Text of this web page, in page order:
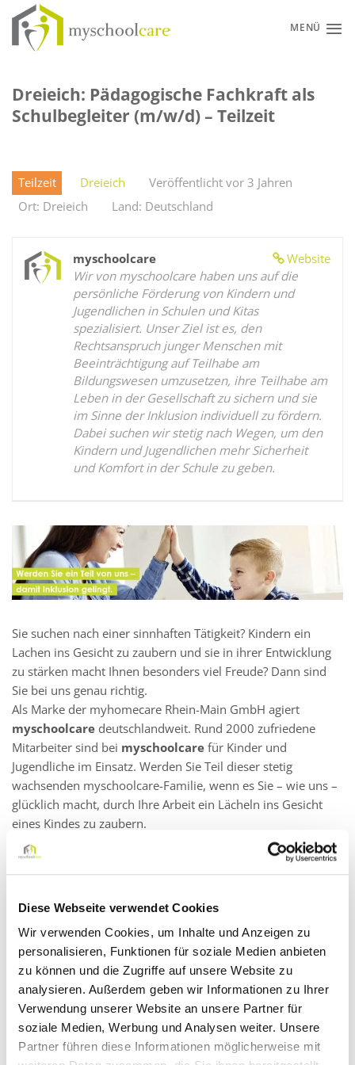
Diese Webseite verwendet Cookies
Wir verwenden Cookies, um Inhalte und Anzeigen zu
personalisieren, Funktionen für soziale Medien anbieten
zu können und die Zugriffe auf unsere Website zu
analysieren. Außerdem geben wir Informationen zu Ihrer
Verwendung unserer Website an unsere Partner für
soziale Medien, Werbung und Analysen weiter. Unsere
Partner führen diese Informationen möglicherweise mit
Zum
Inhalt
springen
MENÜ
Dreieich: Pädagogische Fachkraft als
Schulbegleiter (m/w/d) – Teilzeit
Teilzeit Dreieich
Veröffentlicht vor 3 Jahren
Ort: Dreieich
Land: Deutschland
Website
myschoolcare
Wir von myschoolcare haben uns auf die
persönliche Förderung von Kindern und
Jugendlichen in Schulen und Kitas
spezialisiert. Unser Ziel ist es, den
Rechtsanspruch junger Menschen mit
Beeinträchtigung auf Teilhabe am
Bildungswesen umzusetzen, ihre Teilhabe am
Leben in der Gesellschaft zu sichern und sie
im Sinne der Inklusion individuell zu fördern.
Dabei suchen wir stetig nach Wegen, um den
Kindern und Jugendlichen mehr Sicherheit
und Komfort in der Schule zu geben.
Sie suchen nach einer sinnhaften Tätigkeit? Kindern ein
Lachen ins Gesicht zu zaubern und sie in ihrer Entwicklung
zu stärken macht Ihnen besonders viel Freude? Dann sind
Sie bei uns genau richtig.
Als Marke der myhomecare Rhein-Main GmbH agiert
myschoolcare deutschlandweit. Rund 2000 zufriedene
Mitarbeiter sind bei myschoolcare für Kinder und
Jugendliche im Einsatz. Werden Sie Teil dieser stetig
wachsenden myschoolcare-Familie, wenn es Sie – wie uns –
glücklich macht, durch Ihre Arbeit ein Lächeln ins Gesicht
eines Kindes zu zaubern.
Wir suchen pädagogische Fachkräfte zur Begleitung von
Kindern und Jugendlichen an sämtlichen pädagogischen
Wir suchen Sie als:
Schulbegleiter (m/w/d) in Vollzeit/Teilzeit in Dreieich
Darauf können Sie sich freuen:
Ein faires Vergütungsmodell
Gute Vereinbarkeit von Beruf und Familie